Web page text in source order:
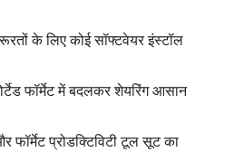
के लिए कोई सॉफ्टवेयर इंस्टॉल
फॉर्मेट में बदलकर शेयरिंग आसान
प्रोडक्टिविटी टूल सूट का